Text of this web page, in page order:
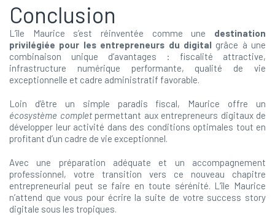
Conclusion
L’île Maurice s’est réinventée comme une destination
privilégiée pour les entrepreneurs du digital grâce à une
combinaison unique d’avantages : fiscalité attractive,
infrastructure numérique performante, qualité de vie
exceptionnelle et cadre administratif favorable.
Loin d’être un simple paradis fiscal, Maurice offre un
écosystème completpermettant aux entrepreneurs digitaux de
développer leur activité dans des conditions optimales tout en
profitant d’un cadre de vie exceptionnel.
Avec une préparation adéquate et un accompagnement
professionnel, votre transition vers ce nouveau chapitre
entrepreneurial peut se faire en toute sérénité. L’île Maurice
n’attend que vous pour écrire la suite de votre success story
digitale sous les tropiques.